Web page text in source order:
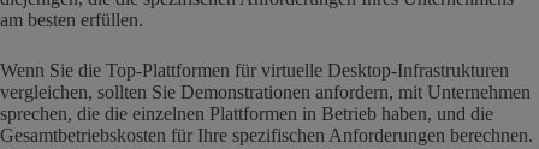
am besten erfüllen.
Wenn Sie die Top-Plattformen für virtuelle Desktop-Infrastrukturen
vergleichen, sollten Sie Demonstrationen anfordern, mit Unternehmen
sprechen, die die einzelnen Plattformen in Betrieb haben, und die
Gesamtbetriebskosten für Ihre spezifischen Anforderungen berechnen.